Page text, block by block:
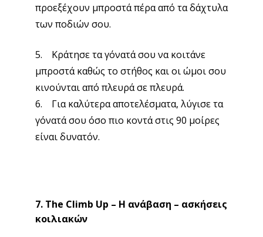
προεξέχουν μπροστά πέρα από τα δάχτυλα
των ποδιών σου.
5. Κράτησε τα γόνατά σου να κοιτάνε
μπροστά καθώς το στήθος και οι ώμοι σου
κινούνται από πλευρά σε πλευρά.
6. Για καλύτερα αποτελέσματα, λύγισε τα
γόνατά σου όσο πιο κοντά στις 90 μοίρες
είναι δυνατόν.
7. The Climb Up – Η ανάβαση – ασκήσεις
κοιλιακών